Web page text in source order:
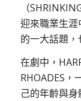
（
迎來職業生
的一大話題，
在劇中，
RHOADES，
己的年齡與